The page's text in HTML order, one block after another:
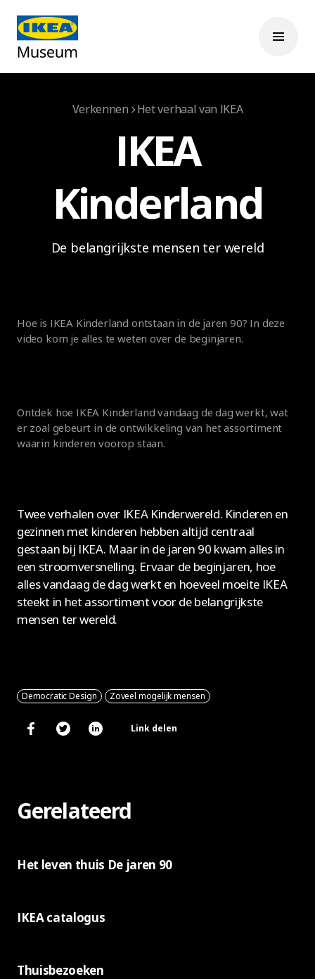
Verkennen Het verhaal van IKEA
IKEA
Kinderland
De belangrijkste mensen ter wereld
Hoe is IKEA Kinderland ontstaan in de jaren 90? In deze
video kom je alles te weten over de beginjaren.
Ontdek hoe IKEA Kinderland vandaag de dag werkt, wat
er zoal gebeurt in de ontwikkeling van het assortiment
waarin kinderen voorop staan.
Twee verhalen over IKEA Kinderwereld. Kinderen en
gezinnen met kinderen hebben altijd centraal
gestaan bij IKEA. Maar in de jaren 90 kwam alles in
een stroomversnelling. Ervaar de beginjaren, hoe
alles vandaag de dag werkt en hoeveel moeite IKEA
steekt in het assortiment voor de belangrijkste
mensen ter wereld.
Link delen
Democratic Design Zoveel mogelijk mensen
Gerelateerd
Het leven thuis De jaren 90
IKEA catalogus
Thuisbezoeken